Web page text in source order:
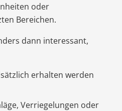
oder
Bereichen.
dann interessant,
erhalten werden
Verriegelungen oder